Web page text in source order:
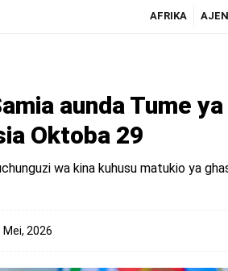
AFRIKA
aunda Tume
Oktoba 29
wa kina kuhusu matukio ya
Mei, 2026